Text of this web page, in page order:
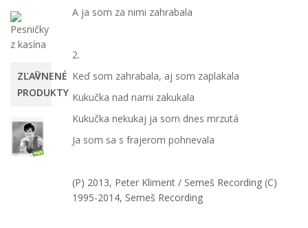
ZĽAVNENÉ
PRODUKTY
Mária
-25%
16,00
A ja som za nimi zahrabala
2.
Keď som zahrabala, aj som zaplakala
Kukučka nad nami zakukala
Kukučka nekukaj ja som dnes mrzutá
Ja som sa s frajerom pohnevala
(P) 2013, Peter Kliment / Semeš Recording (C)
1995-2014, Semeš Recording